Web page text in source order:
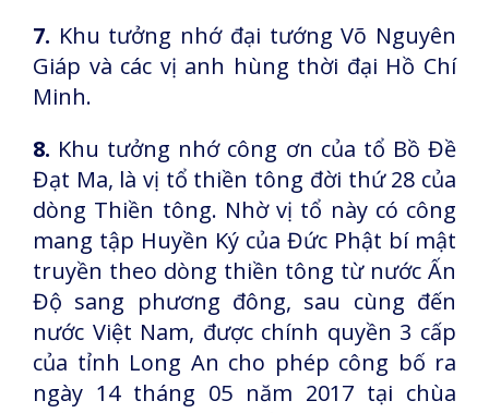
7. Khu tưởng nhớ đại tướng Võ Nguyên
Giáp và các vị anh hùng thời đại Hồ Chí
Minh.
8. Khu tưởng nhớ công ơn của tổ Bồ Đề
Đạt Ma, là vị tổ thiền tông đời thứ 28 của
dòng Thiền tông. Nhờ vị tổ này có công
mang tập Huyền Ký của Đức Phật bí mật
truyền theo dòng thiền tông từ nước Ấn
Độ sang phương đông, sau cùng đến
nước Việt Nam, được chính quyền 3 cấp
của tỉnh Long An cho phép công bố ra
ngày 14 tháng 05 năm 2017 tại chùa